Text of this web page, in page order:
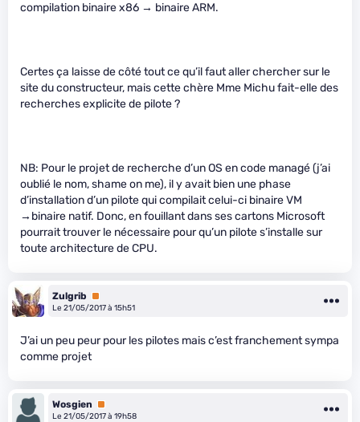
compilation binaire x86 → binaire ARM.
Certes ça laisse de côté tout ce qu’il faut aller chercher sur le
site du constructeur, mais cette chère Mme Michu fait-elle des
recherches explicite de pilote ?
NB: Pour le projet de recherche d’un OS en code managé (j’ai
oublié le nom, shame on me), il y avait bien une phase
d’installation d’un pilote qui compilait celui-ci binaire VM
→binaire natif. Donc, en fouillant dans ses cartons Microsoft
pourrait trouver le nécessaire pour qu’un pilote s’installe sur
toute architecture de CPU.
Zulgrib
Premium
Le 21/05/2017 à 15h51
J’ai un peu peur pour les pilotes mais c’est franchement sympa
comme projet
Wosgien
Premium
Le 21/05/2017 à 19h58